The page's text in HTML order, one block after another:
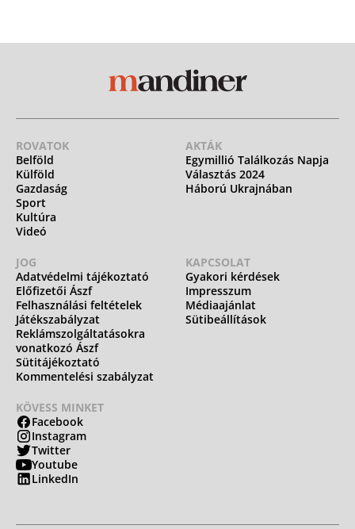
ROVATOK
Belföld
Külföld
Gazdaság
Sport
Kultúra
Videó
AKTÁK
Egymillió Találkozás Napja
Választás 2024
Háború Ukrajnában
JOG
Adatvédelmi tájékoztató
Előfizetői Ászf
Felhasználási feltételek
Játékszabályzat
Reklámszolgáltatásokra
vonatkozó Ászf
Sütitájékoztató
Kommentelési szabályzat
KAPCSOLAT
Gyakori kérdések
Impresszum
Médiaajánlat
Sütibeállítások
KÖVESS MINKET
Facebook
Instagram
Twitter
Youtube
LinkedIn